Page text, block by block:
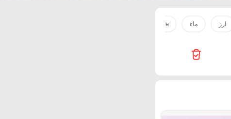
ارز ماء Innova Health Care